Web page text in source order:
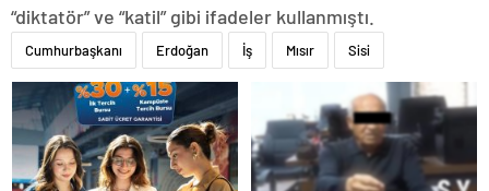
“diktatör” ve “katil” gibi ifadeler kullanmıştı.
Cumhurbaşkanı Erdoğan İş Mısır Sisi